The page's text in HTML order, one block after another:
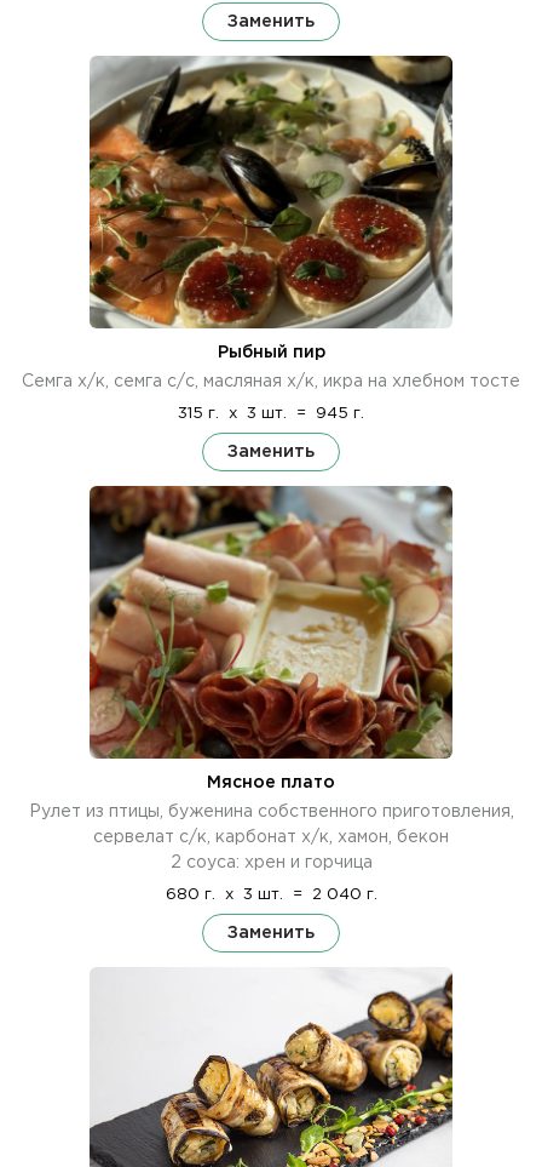
Заменить
Рыбный пир
Семга х/к, семга с/с, масляная х/к, икра на хлебном тосте
315 г. x 3 шт. = 945 г.
Заменить
Мясное плато
Рулет из птицы, буженина собственного приготовления,
сервелат с/к, карбонат х/к, хамон, бекон
2 соуса: хрен и горчица
680 г. x 3 шт. = 2 040 г.
Заменить